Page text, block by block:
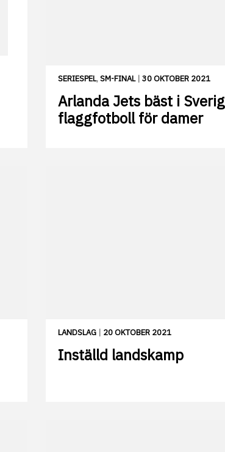
SERIESPEL,SM-FINAL| 30 OKTOBER 2021
Arlanda Jets bäst i
flaggfotboll för damer
LANDSLAG | 20 OKTOBER 2021
Inställd landskamp